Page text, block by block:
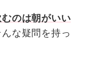
むのは朝がいい
んな疑問を持っ